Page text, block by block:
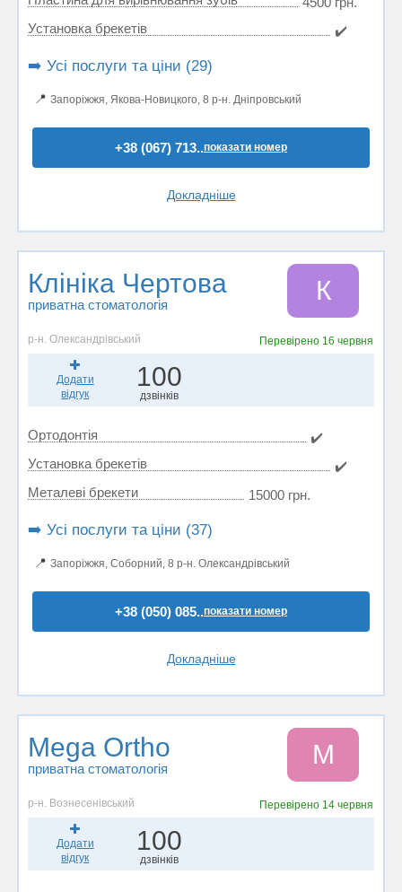
Установка брекетів
✔️
➡️ Усі послуги та ціни (29)
📍 Запоріжжя, Якова-Новицкого, 8 р-н. Дніпровський
+38 (067) 713..показати номер
Докладніше
Клініка Чертова
приватна стоматологія К
р-н. Олександрівський Перевірено 16 червня
Додати
відгук
100
дзвінків
Ортодонтія
✔️
Установка брекетів
✔️
Металеві брекети
15000 грн.
➡️ Усі послуги та ціни (37)
📍 Запоріжжя, Соборний, 8 р-н. Олександрівський
+38 (050) 085..показати номер
Докладніше
Mega Ortho
приватна стоматологія M
р-н. Вознесенівський Перевірено 14 червня
Додати
відгук
100
дзвінків